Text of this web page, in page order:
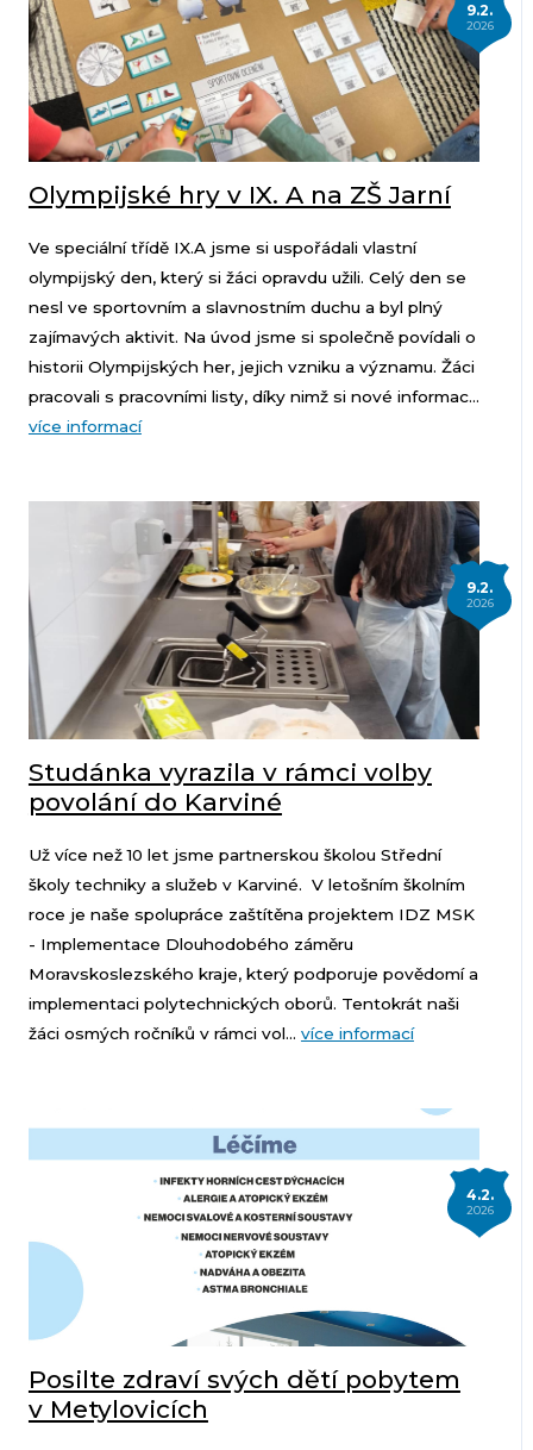
9.2.
2026
Olympijské hry v IX. A na ZŠ Jarní
Ve speciální třídě IX.A jsme si uspořádali vlastní
olympijský den, který si žáci opravdu užili. Celý den se
nesl ve sportovním a slavnostním duchu a byl plný
zajímavých aktivit. Na úvod jsme si společně povídali o
historii Olympijských her, jejich vzniku a významu. Žáci
pracovali s pracovními listy, díky nimž si nové informac...
více informací
9.2.
2026
Studánka vyrazila v rámci volby
povolání do Karviné
Už více než 10 let jsme partnerskou školou Střední
školy techniky a služeb v Karviné. V letošním školním
roce je naše spolupráce zaštítěna projektem IDZ MSK
- Implementace Dlouhodobého záměru
Moravskoslezského kraje, který podporuje povědomí a
implementaci polytechnických oborů. Tentokrát naši
žáci osmých ročníků v rámci vol... více informací
4.2.
2026
Posilte zdraví svých dětí pobytem
v Metylovicích